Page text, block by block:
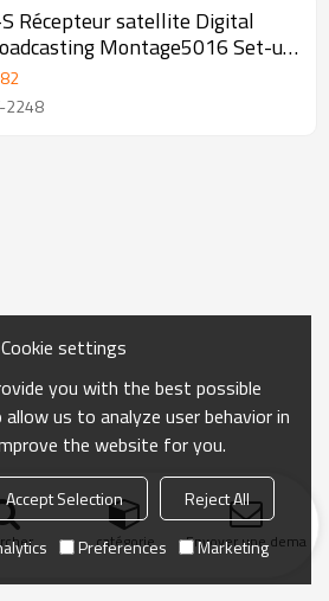
Récepteur satellite Digital
Montage5016 Set-up
2248
catégorie Envoyer une
Cookie settings
you with the best possible
allow us to analyze user behavior in
the website for you.
Accept Selection
Reject All
Preferences Marketing